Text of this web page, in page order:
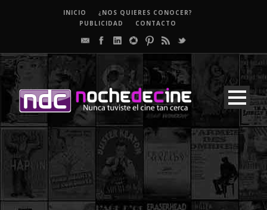
INICIO
¿NOS QUIERES CONOCER?
PUBLICIDAD
CONTACTO